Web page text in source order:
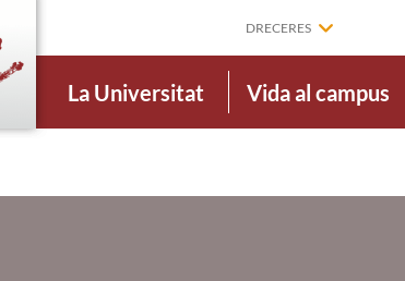
DRECERES
La Universitat Vida al campus